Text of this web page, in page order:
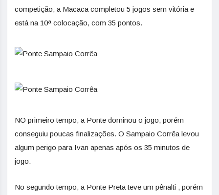
competição, a Macaca completou 5 jogos sem vitória e
está na 10ª colocação, com 35 pontos.
NO primeiro tempo, a Ponte dominou o jogo, porém
conseguiu poucas finalizações. O Sampaio Corrêa levou
algum perigo para Ivan apenas após os 35 minutos de
jogo.
No segundo tempo, a Ponte Preta teve um pênalti , porém